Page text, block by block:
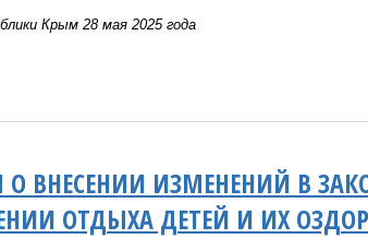
Крым 28 мая 2025 года
ВНЕСЕНИИ ИЗМЕНЕНИЙ В
ОТДЫХА ДЕТЕЙ И ИХ